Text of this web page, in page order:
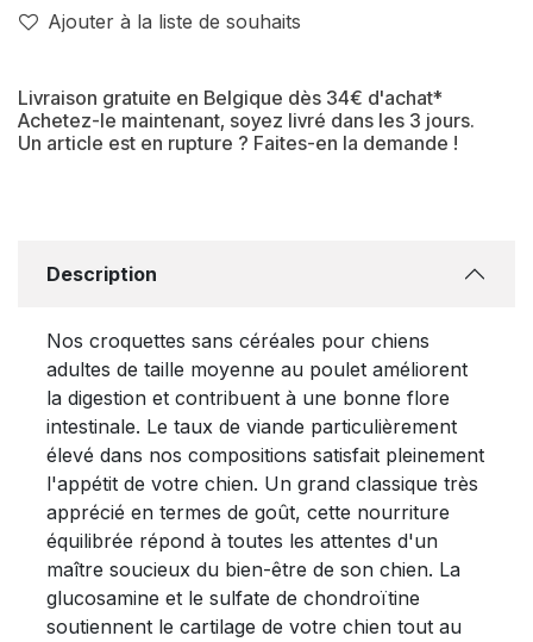
Ajouter à la liste de souhaits
Livraison gratuite en Belgique dès 34€ d'achat*
Achetez-le maintenant, soyez livré dans les 3 jours.
Un article est en rupture ? Faites-en la demande !
Description
Nos croquettes sans céréales pour chiens
adultes de taille moyenne au poulet améliorent
la digestion et contribuent à une bonne flore
intestinale. Le taux de viande particulièrement
élevé dans nos compositions satisfait pleinement
l'appétit de votre chien. Un grand classique très
apprécié en termes de goût, cette nourriture
équilibrée répond à toutes les attentes d'un
maître soucieux du bien-être de son chien. La
glucosamine et le sulfate de chondroïtine
soutiennent le cartilage de votre chien tout au